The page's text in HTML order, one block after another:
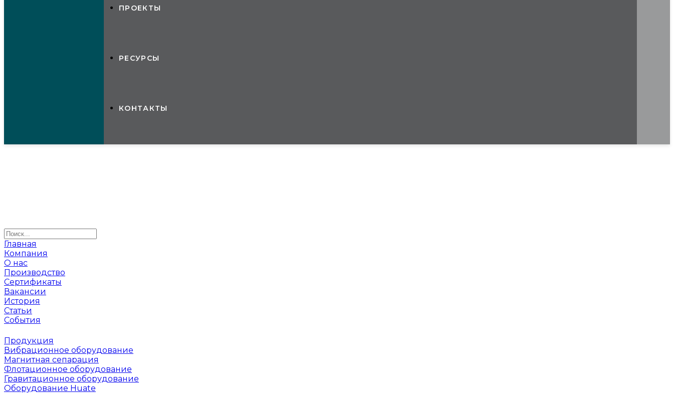
ПРОЕКТЫ
РЕСУРСЫ
КОНТАКТЫ
Главная
Компания
О нас
Производство
Сертификаты
Вакансии
История
Статьи
События
Продукция
Вибрационное оборудование
Магнитная сепарация
Флотационное оборудование
Гравитационное оборудование
Оборудование Huate